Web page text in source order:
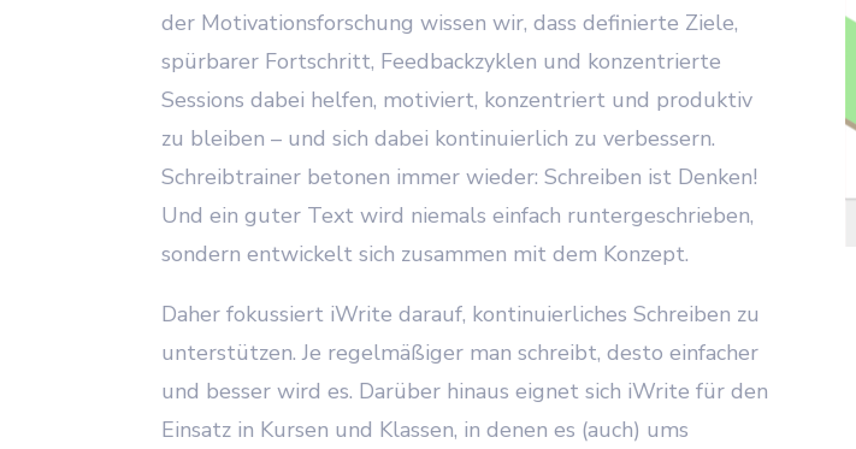
der Motivationsforschung wissen wir, dass definierte Ziele,
spürbarer Fortschritt, Feedbackzyklen und konzentrierte
Sessions dabei helfen, motiviert, konzentriert und produktiv
zu bleiben – und sich dabei kontinuierlich zu verbessern.
Schreibtrainer betonen immer wieder: Schreiben ist Denken!
Und ein guter Text wird niemals einfach runtergeschrieben,
sondern entwickelt sich zusammen mit dem Konzept.
Daher fokussiert iWrite darauf, kontinuierliches Schreiben zu
unterstützen. Je regelmäßiger man schreibt, desto einfacher
und besser wird es. Darüber hinaus eignet sich iWrite für den
Einsatz in Kursen und Klassen, in denen es (auch) ums